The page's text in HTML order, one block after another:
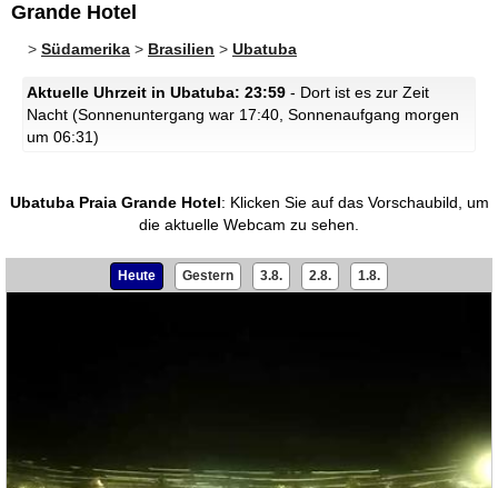
Grande Hotel
> Südamerika > Brasilien > Ubatuba
Aktuelle Uhrzeit in Ubatuba: 23:59 - Dort ist es zur Zeit
Nacht (Sonnenuntergang war 17:40, Sonnenaufgang morgen
um 06:31)
Ubatuba Praia Grande Hotel: Klicken Sie auf das Vorschaubild, um
die aktuelle Webcam zu sehen.
Heute Gestern 3.8. 2.8. 1.8.